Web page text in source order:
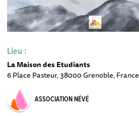
Lieu :
La Maison des Etudiants
6 Place Pasteur, 38000 Grenoble, France
ASSOCIATION NÉVÉ